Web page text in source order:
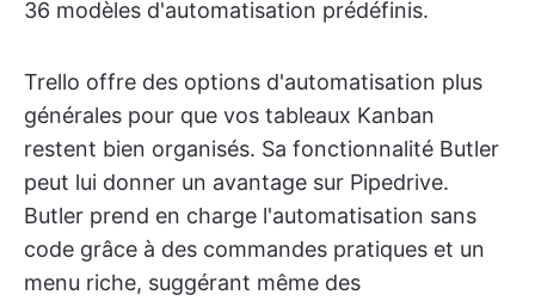
36 modèles d'automatisation prédéfinis.
Trello offre des options d'automatisation plus
générales pour que vos tableaux Kanban
restent bien organisés. Sa fonctionnalité Butler
peut lui donner un avantage sur Pipedrive.
Butler prend en charge l'automatisation sans
code grâce à des commandes pratiques et un
menu riche, suggérant même des